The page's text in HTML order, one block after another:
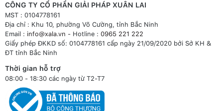
CÔNG TY CỔ PHẦN GIẢI PHÁP XUÂN LAI
MST : 0104778161
Địa chỉ : Khu 10, phường Võ Cường, tỉnh Bắc Ninh
Email : info@xala.vn - Hotline : 0965 221 222
Giấy phép ĐKKD số: 0104778161 cấp ngày 21/09/2020 bởi Sở KH &
ĐT tỉnh Bắc Ninh
Thời gian hỗ trợ
08:00 - 18:30 các ngày từ T2-T7